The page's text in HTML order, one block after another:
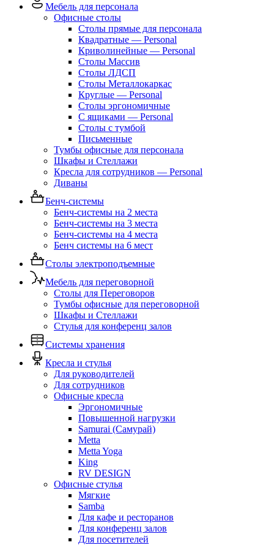
Мебель для персонала
Офисные столы
Столы прямые для персонала
Квадратные — Personal
Криволинейные — Personal
Столы Массив
Столы ЛДСП
Столы Металлокаркас
Круглые — Personal
Столы эргономичные
С ящиками — Personal
Столы с тумбой
Письменные
Тумбы офисные для персонала
Шкафы и Стеллажи
Кресла для сотрудников — Personal
Диваны
Бенч-системы
Бенч-системы на 2 места
Бенч-системы на 3 места
Бенч-системы на 4 места
Бенч системы на 6 мест
Столы электроподъемные
Мебель для переговорной
Столы для Переговоров
Тумбы офисные для переговорной
Шкафы и Стеллажи
Стулья для конференц залов
Системы хранения
Кресла и стулья
Для руководителей
Для сотрудников
Офисные кресла
Эргономичные
Повышенной нагрузки
Samurai (Самурай)
Metta
Metta Yoga
King
RV DESIGN
Офисные стулья
Мягкие
Samba
Для кафе и ресторанов
Для конференц залов
Для посетителей